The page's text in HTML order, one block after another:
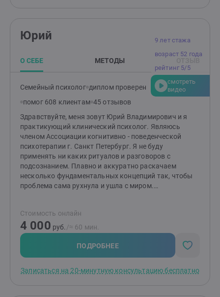
9 лет стажа
возраст 52 года
рейтинг 5/5
смотреть
видео
Юрий
О СЕБЕ МЕТОДЫ
Семейный психолог диплом проверен
помог 608 клиентам 45 отзывов
Здравствуйте, меня зовут Юрий Владимирович и я
практикующий клинический психолог. Являюсь
членом Ассоциации когнитивно - поведенческой
психотерапии г. Санкт Петербург. Я не буду
применять ни каких ритуалов и разговоров с
подсознанием. Плавно и аккуратно раскачаем
несколько фундаментальных концепций так, чтобы
проблема сама рухнула и ушла с миром.
Нежелательное эмоциональное состояние (чувство
вины, гнева, обиды и др.)• Проблемы в общении с
людьми• Семейные конфликты• Проблемы на работе•
Вредные привычки и зависимости (алкоголь,
наркотики, игра, РПП)• Любовная зависимость•
Выбор и достижение цели
Стоимость онлайн
4 000 руб. /≈ 60 мин.
ПОДРОБНЕЕ
Записаться на 20-минутную консультацию бесплатно